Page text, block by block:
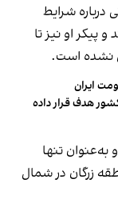
درباره شرایط
پیکر او نیز تا
نشده است.
ایران
را در دست‌کم ۱۴ کشور هدف قرار داده
به‌عنوان تنها
زرگان در شمال